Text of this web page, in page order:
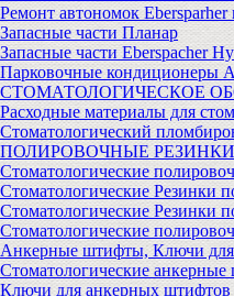
Ремонт автономок Ebersparher
Запасные части Планар
Запасные части Eberspacher
Парковочные кондиционеры
СТОМАТОЛОГИЧЕСКОЕ
Расходные материалы для
Стоматологический
ПОЛИРОВОЧНЫЕ
Стоматологические
Стоматологические Резинки
Стоматологические
Стоматологические
Анкерные штифты, Ключи
Стоматологические
Ключи для анкерных штифтов